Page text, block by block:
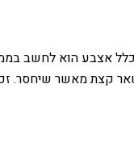
קצת מאשר שיחסר.